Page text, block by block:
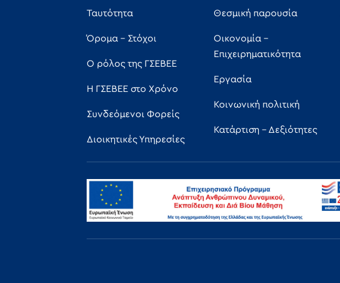
Ταυτότητα
Όρομα - Στόχοι
Ο ρόλος της ΓΣΕΒΕΕ
Η ΓΣΕΒΕΕ στο Χρόνο
Συνδεόμενοι Φορείς
Διοικητικές Υπηρεσίες
Θεσμική παρουσία
Οικονομία -
Επιχειρηματικότητα
Εργασία
Κοινωνική πολιτική
Κατάρτιση - Δεξιότητες